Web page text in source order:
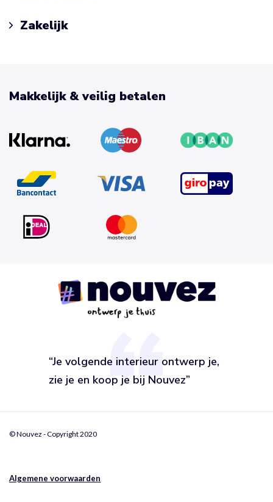
Zakelijk
“Je volgende interieur ontwerp je,
zie je en koop je bij Nouvez”
Makkelijk & veilig betalen
© Nouvez - Copyright 2020
Algemene voorwaarden